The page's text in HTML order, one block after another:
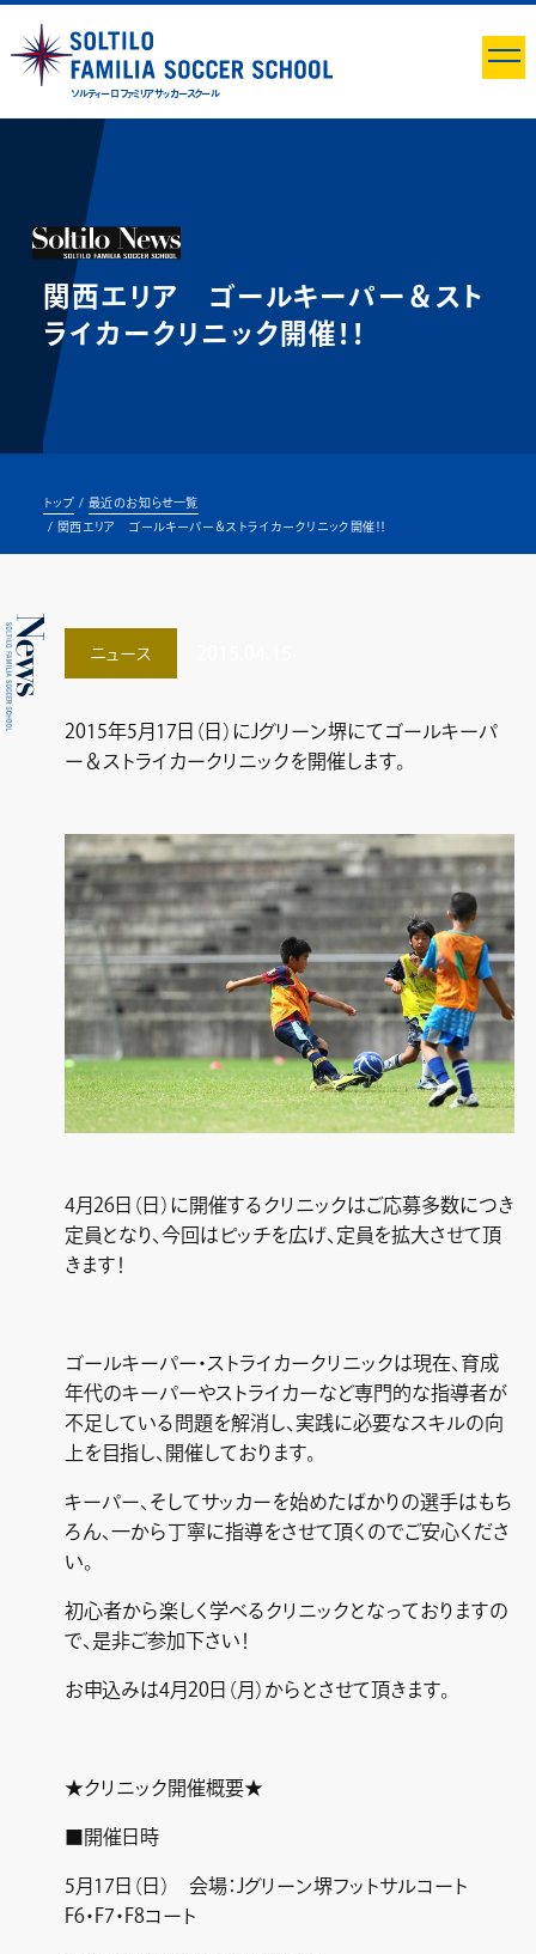
ソルティーロ ファミリア サッカースクール
関西エリア ゴールキーパー＆スト
ライカークリニック開催！！
トップ
最近のお知らせ一覧
関西エリア ゴールキーパー＆ストライカークリニック開催！！
ニュース
2015年5月17日（日）にJグリーン堺にてゴールキーパ
ー＆ストライカークリニックを開催します。
4月26日（日）に開催するクリニックはご応募多数につき
定員となり、今回はピッチを広げ、定員を拡大させて頂
きます！
ゴールキーパー・ストライカークリニックは現在、育成
年代のキーパーやストライカーなど専門的な指導者が
不足している問題を解消し、実践に必要なスキルの向
上を目指し、開催しております。
キーパー、そしてサッカーを始めたばかりの選手はもち
ろん、一から丁寧に指導をさせて頂くのでご安心くださ
い。
初心者から楽しく学べるクリニックとなっておりますの
で、是非ご参加下さい！
お申込みは4月20日（月）からとさせて頂きます。
★クリニック開催概要★
■開催日時
5月17日（日） 会場：Jグリーン堺フットサルコート
F6・F7・F8コート